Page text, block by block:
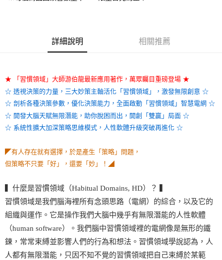
詳細說明 相關推薦
★ 「習慣領域」大師游伯龍最新應用著作，萬眾矚目重磅登場 ★
☆ 透視決策的力量，三大妙策主軸活化「習慣領域」，激發無限創意 ☆
☆ 剖析各種決策參數，優化決策能力，全面啟動「習慣領域」智慧電網 ☆
☆ 開發大腦天賦無限潛能，助你脫困而出，開創「雙贏」局面 ☆
☆ 系統性擴大加深策略思維模式，人性軟體升級突破再進化 ☆
◤有人存在就有選擇，於是產生「策略」問題，
但策略不只要「好」，還要「妙」！◢
▍什麼是習慣領域（Habitual Domains, HD）？ ▍
習慣領域是我們腦海裡所有念頭思路（電網）的綜合，以及它的
組織與運作。它是操作我們大腦中幾乎有無限潛能的人性軟體
（human software）。我們腦中習慣領域裡的電網像是無形的鐵
鍊，常常束縛並影響人們的行為和想法。習慣領域學說認為，人
人都有無限潛能，只因不知不覺的習慣領域把自己束縛於某範